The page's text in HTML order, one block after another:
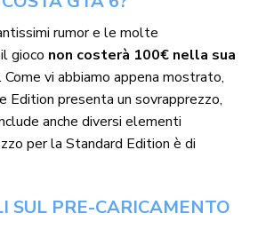
rumor e le molte
gioco non costerà 100€ nella sua
. Come vi abbiamo appena mostrato,
presenta un sovrapprezzo,
anche diversi elementi
per la Standard Edition è di
SUL PRE-CARICAMENTO